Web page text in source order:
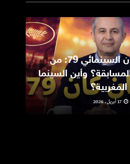
مهرجان كان السينمائي 79: من
وأين السينما
المغربية؟
17 أبريل، 2026